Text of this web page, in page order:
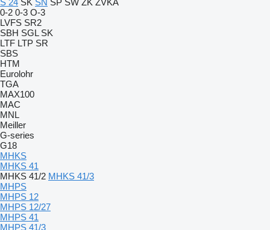
S 24 SK SN SP SW ZK ZVKA
0-2 0-3 O-3
LVFS SR2
SBH SGL SK
LTF LTP SR
SBS
HTM
Eurolohr
TGA
MAX100
MAC
MNL
Meiller
G-series
G18
MHKS
MHKS 41
MHKS 41/2 MHKS 41/3
MHPS
MHPS 12
MHPS 12/27
MHPS 41
MHPS 41/3